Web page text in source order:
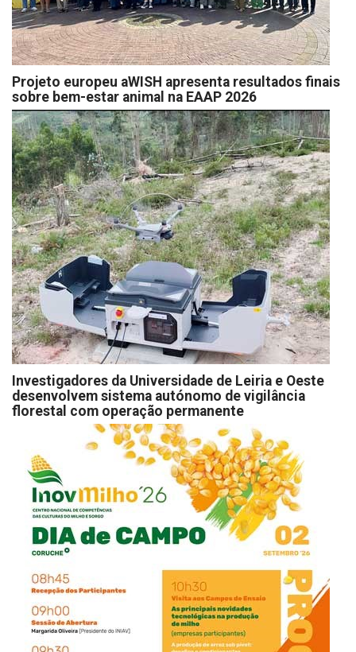
Projeto europeu aWISH apresenta resultados finais
sobre bem-estar animal na EAAP 2026
Investigadores da Universidade de Leiria e Oeste
desenvolvem sistema autónomo de vigilância
florestal com operação permanente